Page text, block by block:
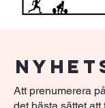
Att prenumerera